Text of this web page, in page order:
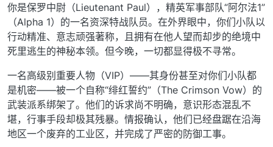
你是保罗中尉（Lieutenant Paul），精英军事部队“阿尔法1”
（Alpha 1）的一名资深特战队员。在外界眼中，你们小队以
行动精准、意志顽强著称，且拥有在他人望而却步的绝境中
死里逃生的神秘本领。但今晚，一切都显得极不寻常。
一名高级别重要人物（VIP）——其身份甚至对你们小队都
是机密——被一个自称“绯红誓约”（The Crimson Vow）的
武装派系绑架了。他们的诉求尚不明确，意识形态混乱不
堪，行事手段却极其残暴。情报确认，他们已经盘踞在沿海
地区一个废弃的工业区，并完成了严密的防御工事。